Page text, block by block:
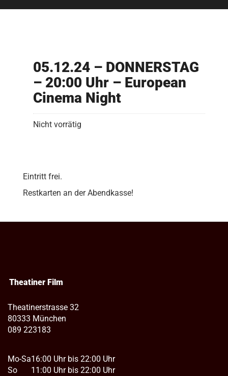
05.12.24 – DONNERSTAG
– 20:00 Uhr – European
Cinema Night
Nicht vorrätig
Eintritt frei.
Restkarten an der Abendkasse!
Theatiner Film
Theatinerstrasse 32
80333 München
089 223183
Mo-Sa
So
16:00 Uhr bis 22:00 Uhr
11:00 Uhr bis 22:00 Uhr